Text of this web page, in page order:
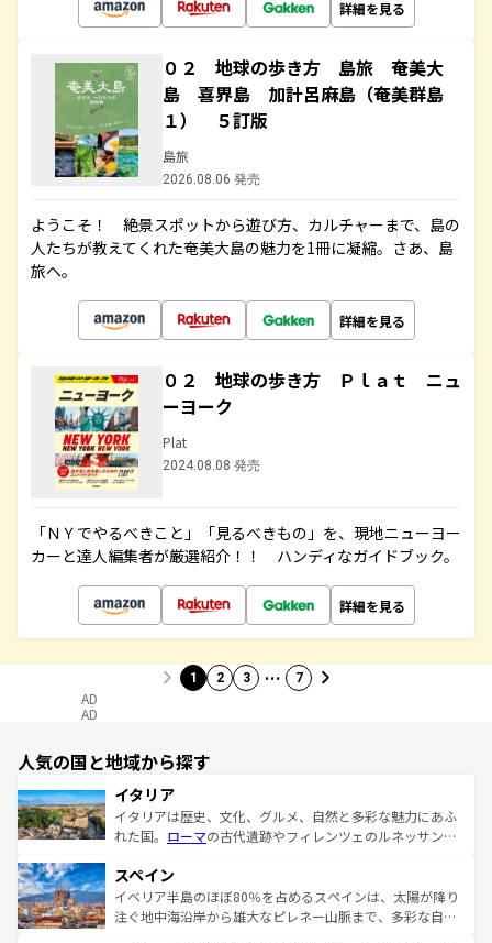
詳細を見る
０２ 地球の歩き方 島旅 奄美大
島 喜界島 加計呂麻島（奄美群島
１） ５訂版
島旅
2026.08.06 発売
ようこそ！ 絶景スポットから遊び方、カルチャーまで、島の
人たちが教えてくれた奄美大島の魅力を1冊に凝縮。さあ、島
旅へ。
詳細を見る
０２ 地球の歩き方 Ｐｌａｔ ニュ
ーヨーク
Plat
2024.08.08 発売
「ＮＹでやるべきこと」「見るべきもの」を、現地ニューヨー
カーと達人編集者が厳選紹介！！ ハンディなガイドブック。
詳細を見る
1 2 3 … 7
AD
AD
人気の国と地域から探す
イタリア
イタリアは歴史、文化、グルメ、自然と多彩な魅力にあふ
れた国。 ローマの古代遺跡やフィレンツェのルネッサンス
ろん、トスカーナの美しい田園風景やアマルフィ海岸の絶
景など、自然景観も見逃せない。観光の合間には、本場の
ピザやパスタなど、絶品のイタリア料理を堪能することも
スペイン
イベリア半島のほぼ80％を占めるスペインは、太陽が降り
注ぐ地中海沿岸から雄大なピレネー山脈まで、多彩な自然